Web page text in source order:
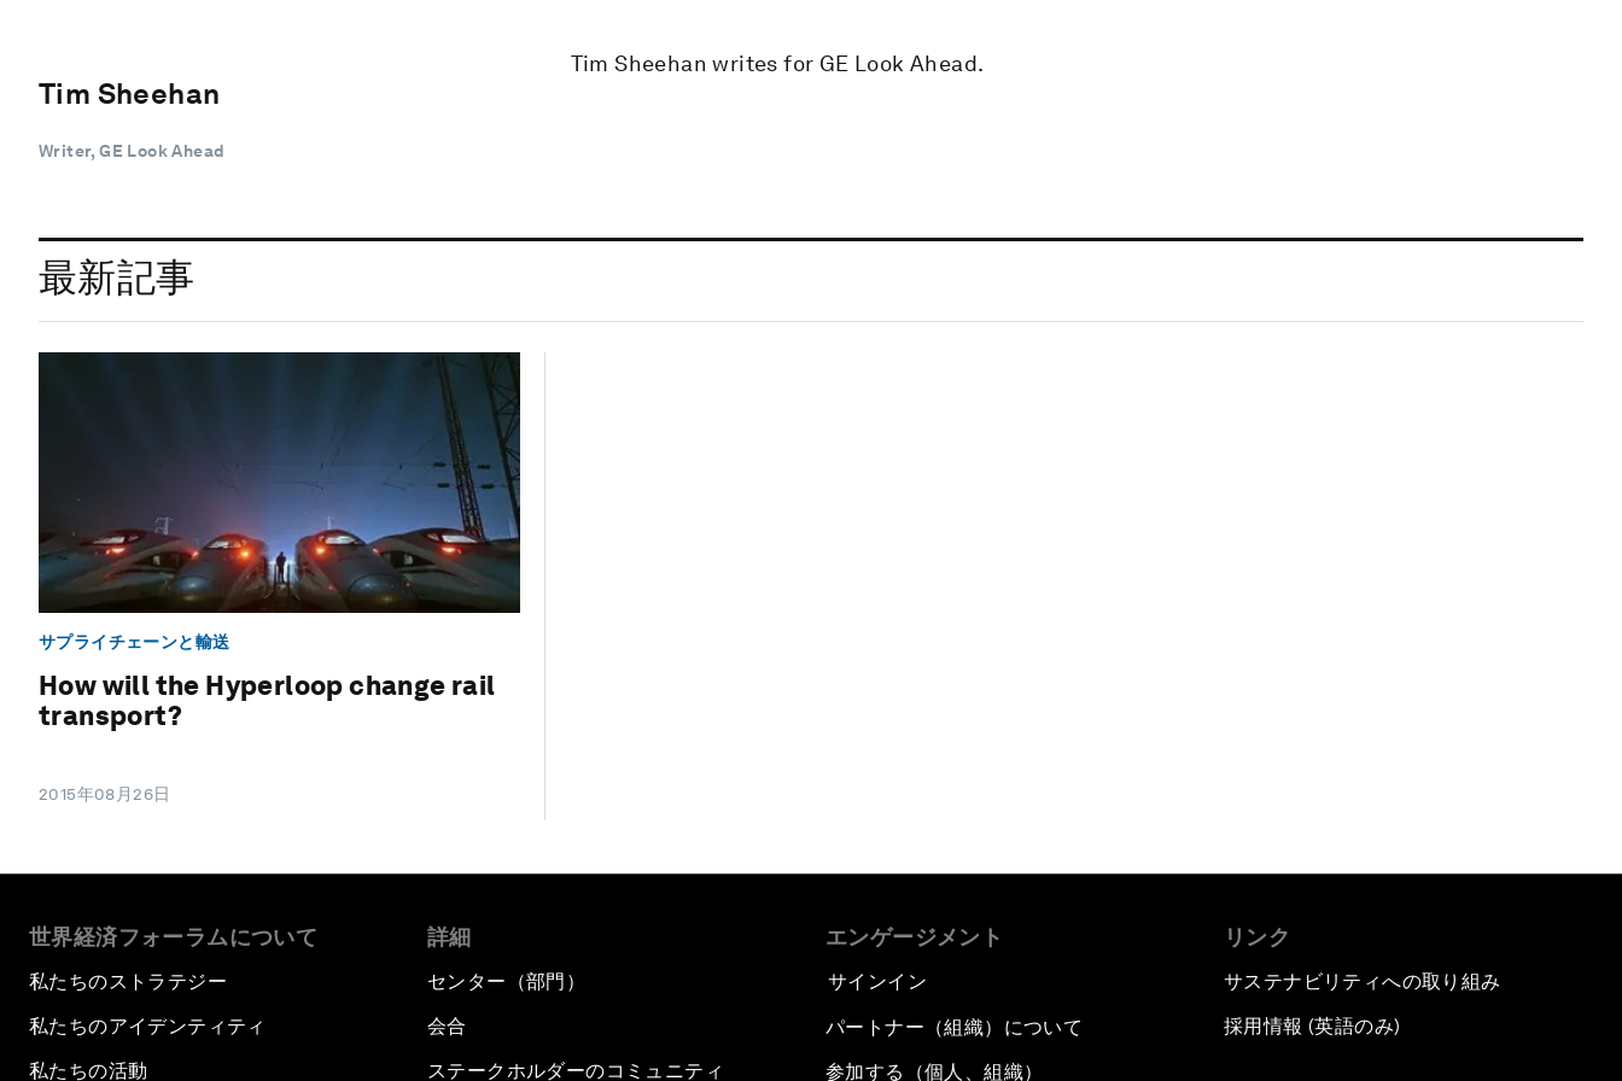
Tim Sheehan
Writer, GE Look Ahead
Tim Sheehan writes for GE Look Ahead.
最新記事
サプライチェーンと輸送
How will the Hyperloop change rail
transport?
2015年08月26日
世界経済フォーラムについて
私たちのストラテジー
私たちのアイデンティティ
私たちの活動
詳細
センター（部門）
会合
ステークホルダーのコミュニティ
エンゲージメント
サインイン
パートナー（組織）について
参加する（個人、組織）
リンク
サステナビリティへの取り組み
採用情報 (英語のみ)